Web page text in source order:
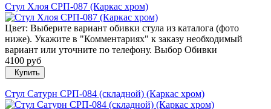
Стул Хлоя СРП-087 (Каркас хром)
Цвет: Выберите вариант обивки стула из каталога (фото
ниже). Укажите в "Комментариях" к заказу необходимый
вариант или уточните по телефону. Выбор Обивки
4100 руб
Купить
Стул Сатурн СРП-084 (складной) (Каркас хром)